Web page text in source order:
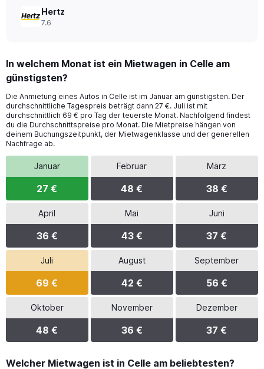
Hertz
7.6
In welchem Monat ist ein Mietwagen in Celle am
günstigsten?
Die Anmietung eines Autos in Celle ist im Januar am günstigsten. Der
durchschnittliche Tagespreis beträgt dann 27 €. Juli ist mit
durchschnittlich 69 € pro Tag der teuerste Monat. Nachfolgend findest
du die Durchschnittspreise pro Monat. Die Mietpreise hängen von
deinem Buchungszeitpunkt, der Mietwagenklasse und der generellen
Nachfrage ab.
Januar
27 €
Februar
48 €
März
38 €
April
36 €
Mai
43 €
Juni
37 €
Juli
69 €
August
42 €
September
56 €
Oktober
48 €
November
36 €
Dezember
37 €
Welcher Mietwagen ist in Celle am beliebtesten?